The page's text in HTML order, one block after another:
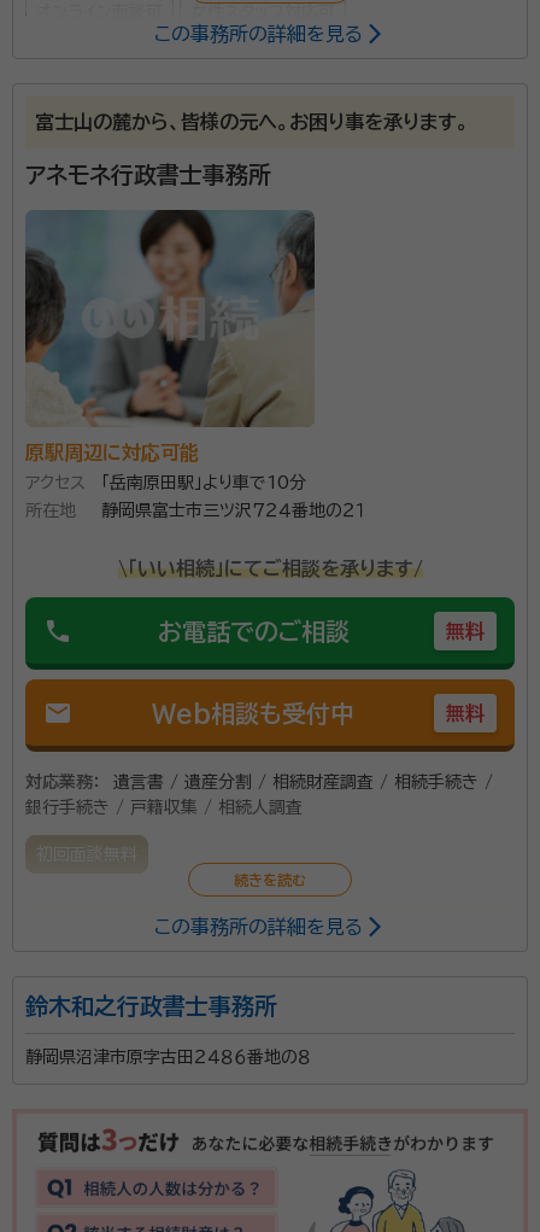
山本 恵 行政書士・宅地建物取引士
困っている方の心に春が来ますように・・・。そのような
想いから事務所名を「こはる行政書士事務所」と名付け
ました。分かりやすい説明ときめ細やかな対応で最適な
解決方法をご提案します。お困りのことがございました
ら、ぜひお気軽にご相談ください。
資格等： 行政書士・宅地建物取引士
所属団体： 静岡県行政書士会 /
この事務所の詳細を見る
富士山の麓から、皆様の元へ。お困り事を承ります。
アネモネ行政書士事務所
原駅周辺に対応可能
アクセス
「岳南原田駅」より車で10分
所在地
静岡県富士市三ツ沢７２４番地の２１
\「いい相続」にてご相談を承ります/
phone お電話でのご相談 無料
mail Web相談も受付中 無料
対応業務：
遺言書 / 遺産分割 / 相続財産調査 / 相続手続き /
銀行手続き / 戸籍収集 / 相続人調査
初回面談無料
静岡県富士市で、行政書士事務所を開業しております。
親身に対応し、身の上話も時間を気にせず聞いておりま
査等行います。同事務所内に、社会保険労務士もおりま
この事務所の詳細を見る
鈴木和之行政書士事務所
静岡県沼津市原字古田２４８６番地の８